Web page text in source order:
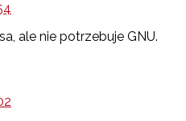
ale nie potrzebuje GNU.